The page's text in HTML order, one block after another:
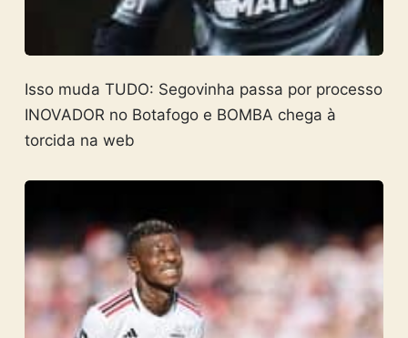
Isso muda TUDO: Segovinha passa por processo
INOVADOR no Botafogo e BOMBA chega à
torcida na web